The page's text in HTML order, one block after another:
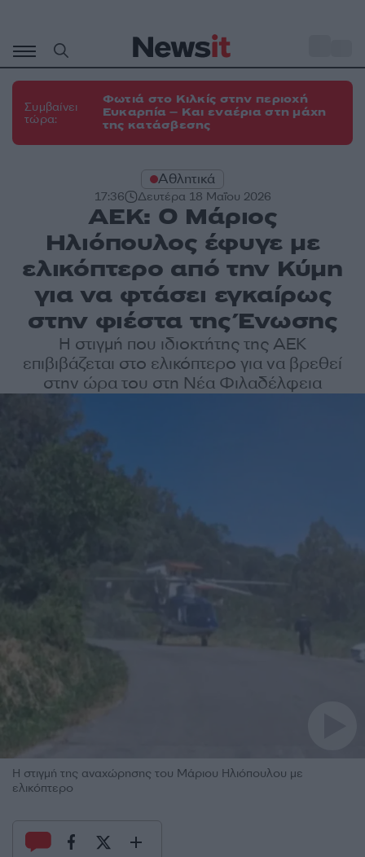
περιεχόμενο
Συμβαίνει
τώρα:
Φωτιά στο Κιλκίς στην περιοχή
Ευκαρπία – Και εναέρια στη μάχη
της κατάσβεσης
Αθλητικά
17:36 Δευτέρα 18 Μαΐου 2026
ΑΕΚ: Ο Μάριος
Ηλιόπουλος έφυγε με
ελικόπτερο από την Κύμη
για να φτάσει εγκαίρως
στην φιέστα της Ένωσης
Η στιγμή που ιδιοκτήτης της ΑΕΚ
επιβιβάζεται στο ελικόπτερο για να βρεθεί
στην ώρα του στη Νέα Φιλαδέλφεια
Η στιγμή της αναχώρησης του Μάριου Ηλιόπουλου με
ελικόπτερο